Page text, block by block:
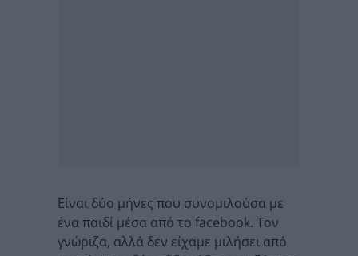
Είναι δύο μήνες που συνομιλούσα με
ένα παιδί μέσα από το facebook. Τον
γνώριζα, αλλά δεν είχαμε μιλήσει από